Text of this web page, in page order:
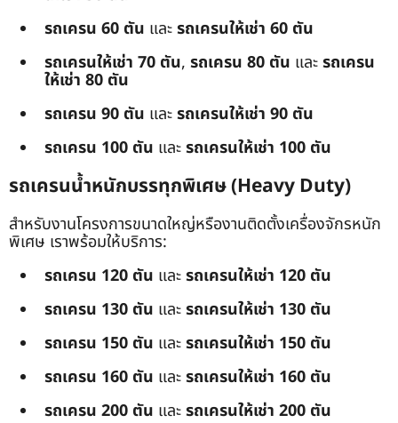
รถเครน 60 ตัน และรถเครนให้เช่า 60 ตัน
รถเครนให้เช่า 70 ตัน, รถเครน 80 ตัน และรถเครน
ให้เช่า 80 ตัน
รถเครน 90 ตัน และรถเครนให้เช่า 90 ตัน
รถเครน 100 ตัน และรถเครนให้เช่า 100 ตัน
รถเครนน้ำหนักบรรทุกพิเศษ (Heavy Duty)
สำหรับงานโครงการขนาดใหญ่หรืองานติดตั้งเครื่องจักรหนัก
พิเศษ เราพร้อมให้บริการ:
รถเครน 120 ตัน และรถเครนให้เช่า 120 ตัน
รถเครน 130 ตัน และรถเครนให้เช่า 130 ตัน
รถเครน 150 ตัน และรถเครนให้เช่า 150 ตัน
รถเครน 160 ตัน และรถเครนให้เช่า 160 ตัน
รถเครน 200 ตัน และรถเครนให้เช่า 200 ตัน